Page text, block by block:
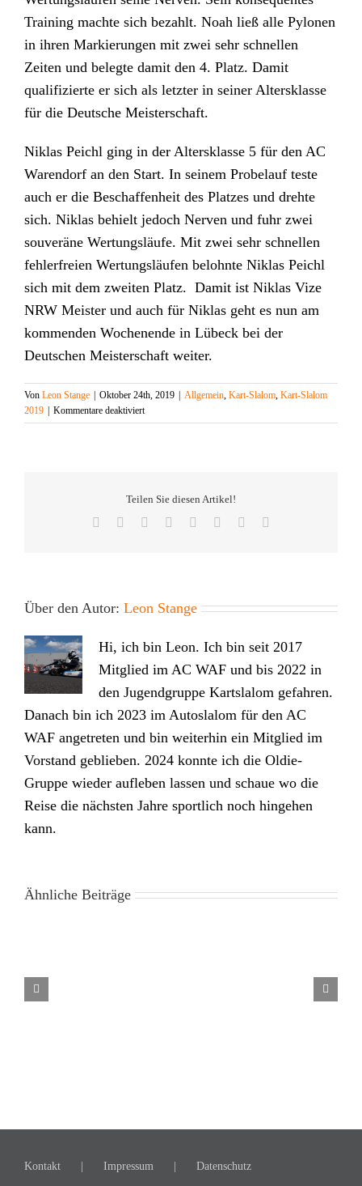
Training machte sich bezahlt. Noah ließ alle Pylonen
in ihren Markierungen mit zwei sehr schnellen
Zeiten und belegte damit den 4. Platz. Damit
qualifizierte er sich als letzter in seiner Altersklasse
für die Deutsche Meisterschaft.
Niklas Peichl ging in der Altersklasse 5 für den AC
Warendorf an den Start. In seinem Probelauf teste
auch er die Beschaffenheit des Platzes und drehte
sich. Niklas behielt jedoch Nerven und fuhr zwei
souveräne Wertungsläufe. Mit zwei sehr schnellen
fehlerfreien Wertungsläufen belohnte Niklas Peichl
sich mit dem zweiten Platz. Damit ist Niklas Vize
NRW Meister und auch für Niklas geht es nun am
kommenden Wochenende in Lübeck bei der
Deutschen Meisterschaft weiter.
Von Leon Stange Oktober 24th, 2019 Allgemein, Kart-Slalom, Kart-Slalom
2019
Kommentare deaktiviertfür
Louis
Teilen Sie diesen Artikel!
Facebook
TwitterReddit LinkedIn
TumblrPinterest
Über den Autor: Leon Stange
Hi, ich bin Leon. Ich bin seit 2017
Mitglied im AC WAF und bis 2022 in
den Jugendgruppe Kartslalom gefahren.
Danach bin ich 2023 im Autoslalom für den AC
WAF angetreten und bin weiterhin ein Mitglied im
Vorstand geblieben. 2024 konnte ich die Oldie-
Gruppe wieder aufleben lassen und schaue wo die
Reise die nächsten Jahre sportlich noch hingehen
kann.
Ähnliche Beiträge
Kontakt Impressum Datenschutz